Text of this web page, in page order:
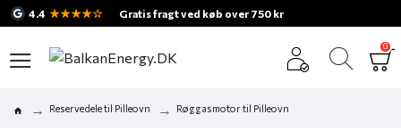
4.4 ★★★★☆ Gratis fragt ved køb over 750 kr
0
Reservedele til Pilleovn Røggasmotor til Pilleovn